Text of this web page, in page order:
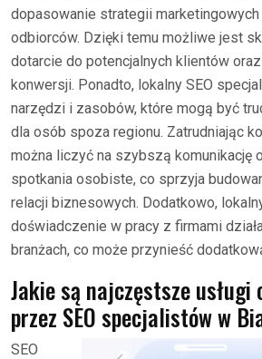
dopasowanie strategii
odbiorców. Dzięki temu możliwe jest
dotarcie do potencjalnych klientów
konwersji. Ponadto, lokalny SEO
narzędzi i zasobów, które mogą być
dla osób spoza regionu. Zatrudniając
można liczyć na szybszą komunikację
spotkania osobiste, co sprzyja
relacji biznesowych. Dodatkowo,
doświadczenie w pracy z firmami
branżach, co może przynieść
Jakie są najczęstsze usługi
przez SEO specjalistów w
SEO